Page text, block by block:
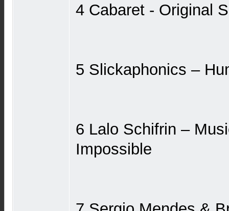
4 Cabaret - Original
5 Slickaphonics –
6 Lalo Schifrin ‎–
Impossible